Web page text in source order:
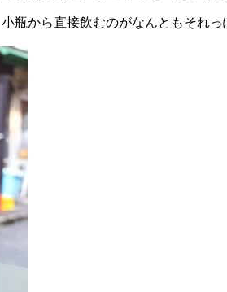
から直接飲むのがなんともそれ